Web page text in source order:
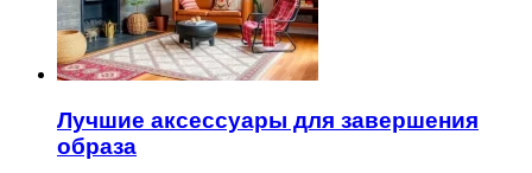
Лучшие аксессуары для завершения
образа